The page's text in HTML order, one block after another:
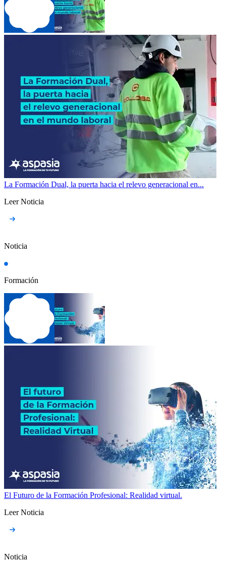
La Formación Dual, la puerta hacia el relevo generacional en...
Leer Noticia
Noticia
Formación
El Futuro de la Formación Profesional: Realidad virtual.
Leer Noticia
Noticia